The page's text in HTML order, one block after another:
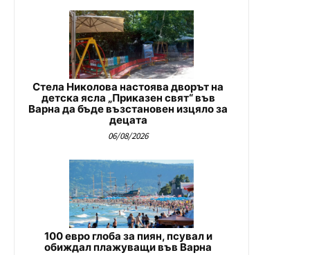
Стела Николова настоява дворът на
детска ясла „Приказен свят“ във
Варна да бъде възстановен изцяло за
децата
06/08/2026
100 евро глоба за пиян, псувал и
обиждал плажуващи във Варна